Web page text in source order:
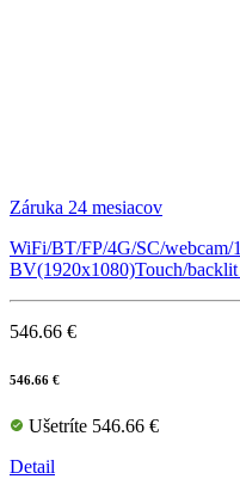
Záruka 24 mesiacov
WiFi/BT/FP/4G/SC/webcam/
BV(1920x1080)Touch/
546.66 €
546.66 €
Ušetríte 546.66 €
Detail